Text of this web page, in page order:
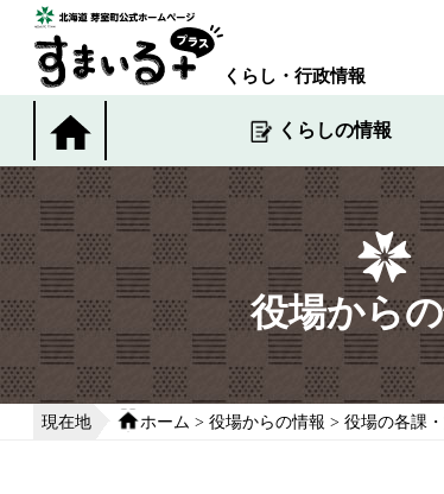
くらし・行政情報
くらしの情報
役場から
現在地 ホーム > 役場からの情報 > 役場の各課